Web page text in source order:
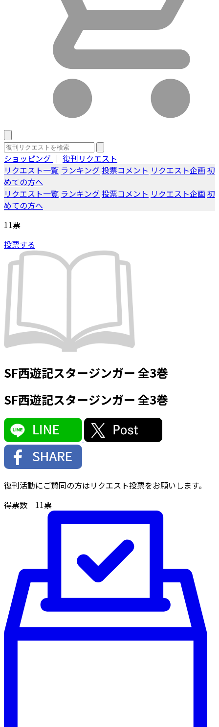
ショッピング ｜ 復刊リクエスト
リクエスト一覧 ランキング投票コメント リクエスト企画 初
めての方へ
リクエスト一覧 ランキング投票コメント リクエスト企画 初
めての方へ
11票
投票する
SF西遊記スタージンガー 全3巻
SF西遊記スタージンガー 全3巻
復刊活動にご賛同の方はリクエスト投票をお願いします。
得票数 11票